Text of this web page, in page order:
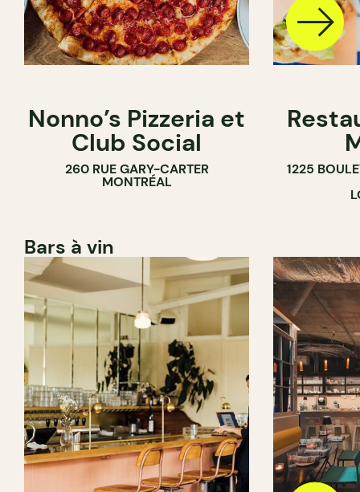
Nonno’s Pizzeria et
Club Social
260 RUE GARY-CARTER
MONTRÉAL
1225
Bars à vin